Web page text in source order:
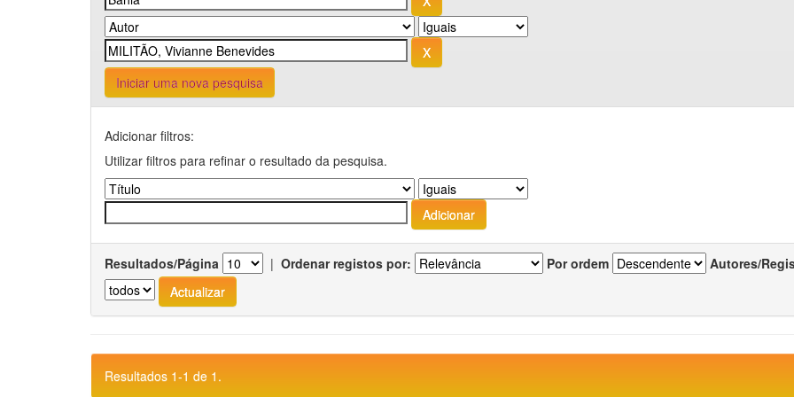
Iniciar uma nova pesquisa
Adicionar filtros:
Utilizar filtros para refinar o resultado da pesquisa.
Resultados/Página | Ordenar registos por: Por ordem Autores/
Resultados 1-1 de 1.